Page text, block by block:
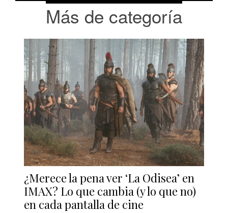
Más de categoría
¿Merece la pena ver ‘La Odisea’ en
IMAX? Lo que cambia (y lo que no)
en cada pantalla de cine